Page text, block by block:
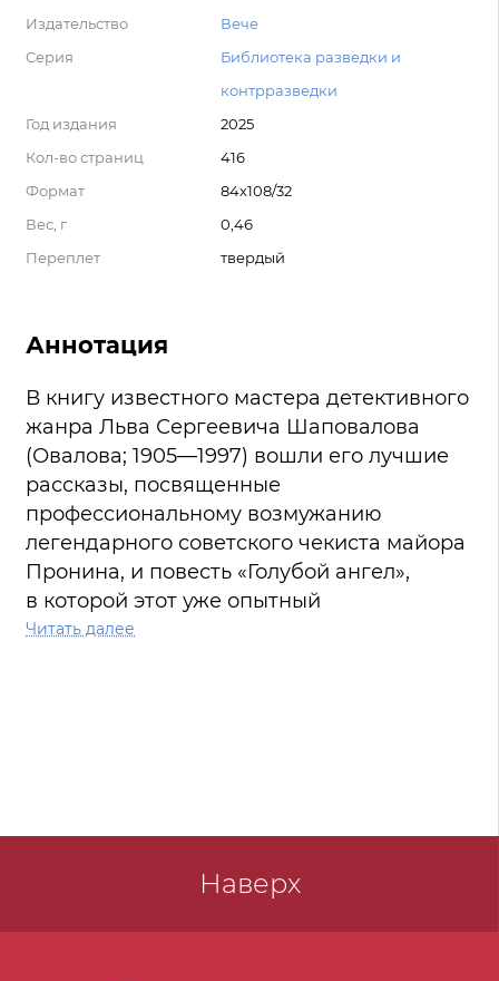
Издательство
Вече
Серия
Библиотека разведки и
контрразведки
Год издания
2025
Кол-во страниц
416
Формат
84х108/32
Вес, г
0,46
Переплет
твердый
Аннотация
В книгу известного мастера детективного
жанра Льва Сергеевича Шаповалова
(Овалова; 1905—1997) вошли его лучшие
рассказы, посвященные
профессиональному возмужанию
легендарного советского чекиста майора
Пронина, и повесть «Голубой ангел»,
в которой этот уже опытный
контрразведчик не без изящества
бежавшего на Запад и завербованного
Читать далее
Наверх